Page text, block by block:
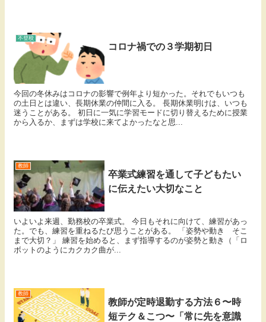
不登校
コロナ禍での３学期初日
今回の冬休みはコロナの影響で例年より短かった。それでもいつも
の土日とは違い、長期休業の仲間に入る。 長期休業明けは、いつも
迷うことがある。 初日に一気に学習モードに切り替えるために授業
から入るか、まずは学校に来てよかったなと思...
教師
卒業式練習を通して子どもたい
に伝えたい大切なこと
いよいよ来週、勤務校の卒業式。 今日もそれに向けて、練習があっ
た。でも、練習を重ねるたび思うことがある。 「姿勢や動き そこ
まで大切？」 練習を始めると、まず指導するのが姿勢と動き（「ロ
ボットのようにカクカク曲が...
教師
教師が定時退勤する方法６〜時
短テク＆こつ〜「常に先を意識